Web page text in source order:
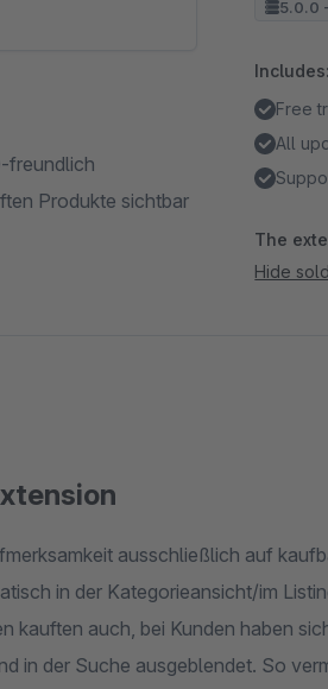
freundlich
Produkte sichtbar
5.0.0
Includes:
Free
All
The
Hide
ausschließlich auf
in der Kategorieansicht/im
kauften auch, bei Kunden haben
in der Suche ausgeblendet. So